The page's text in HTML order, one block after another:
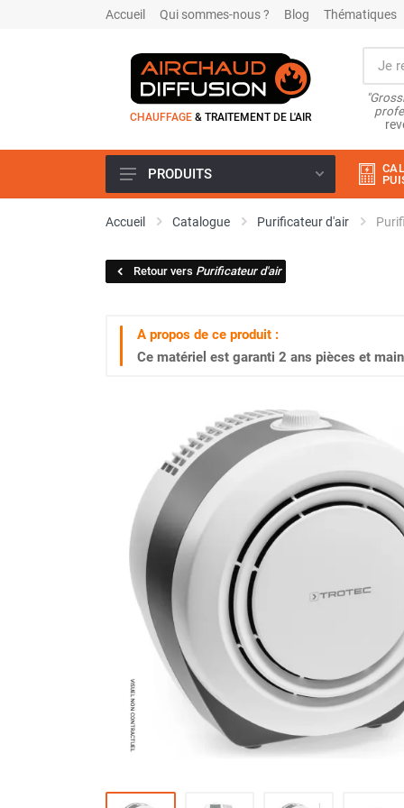
Accueil Qui sommes-nous ? Blog Thématiques
CHAUFFAGE & TRAITEMENT DE L'AIR
Climatiseur
Climatiseur mobile résidentiel et
Rafraîchisseur d'air
Rafraichisseur d'air mobile
Brumisateur d'air
Coffret de brumisation
Ventilateur brumisateur
Ventilateur / extracteur d'air mobile
Brasseur d'air
Ventilateur fixe
Ventilateur industriel
Ventilateur de chantier
Ventilateur centrifuge
Ventilateur de sol
Ventilateur sur pied
Ventilateur de bureau
Ventilateur de table
Extracteur d'air mural
Extracteur d'air mural hélicoïde
Extracteur d'air mural centrifuge
Extracteur d'air mural résidentiel
PRODUITS
Accueil Catalogue Purificateur d'air
Retour vers Purificateur d'air
A propos de ce produit :
Ce matériel est garanti 2 ans pièces et